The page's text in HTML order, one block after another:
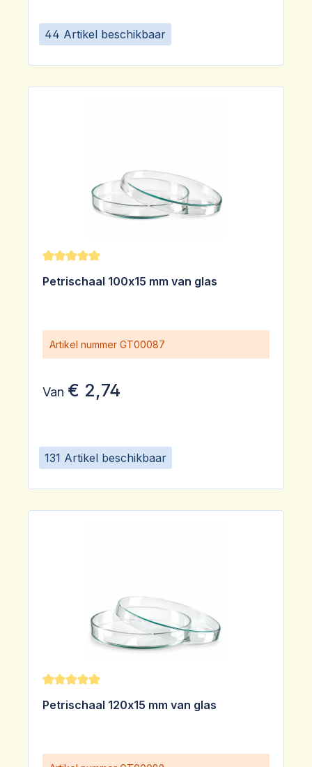
44 Artikel beschikbaar
131 Artikel beschikbaar
Gemiddelde waardering van 5 van 5 sterren
Petrischaal 100x15 mm van glas
Artikel nummer GT00087
Van € 2,74
Gemiddelde waardering van 5 van 5 sterren
Petrischaal 120x15 mm van glas